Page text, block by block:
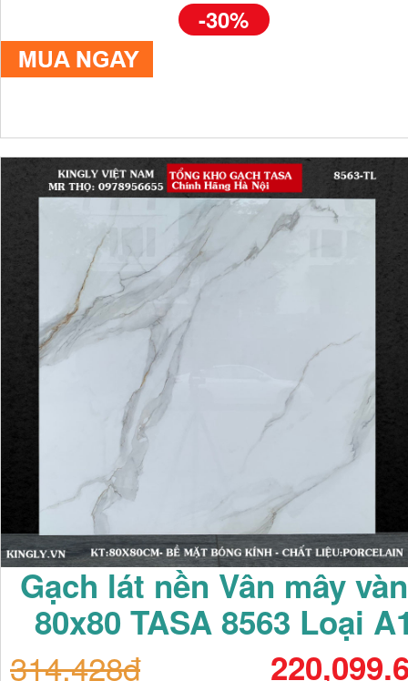
-30%
Gạch lát nền Vân mây
80x80 TASA 8563 Loại
314,428đ